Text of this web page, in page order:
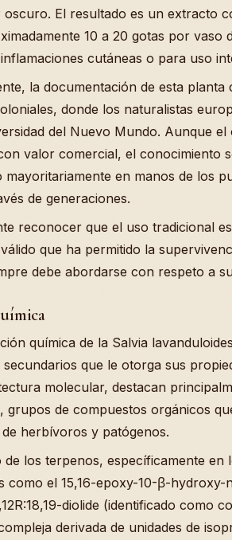
El resultado es un extracto
10 a 20 gotas por vaso
cutáneas o para uso
la documentación de esta
donde los naturalistas
del Nuevo Mundo. Aunque
valor comercial, el conocimiento
mayoritariamente en manos de los
de generaciones.
reconocer que el uso tradicional
que ha permitido la
debe abordarse con respeto a
química de la Salvia
secundarios que le otorga sus
molecular, destacan
grupos de compuestos orgánicos
herbívoros y patógenos.
de los terpenos, específicamente en
como el 15,16-epoxy-10-β-hydroxy-
diolide (identificado como
derivada de unidades de